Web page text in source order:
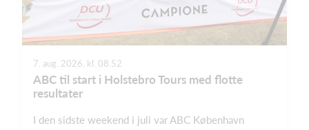
7. aug. 2026, kl. 08.52
ABC til start i Holstebro Tours med flotte
resultater
I den sidste weekend i juli var ABC København